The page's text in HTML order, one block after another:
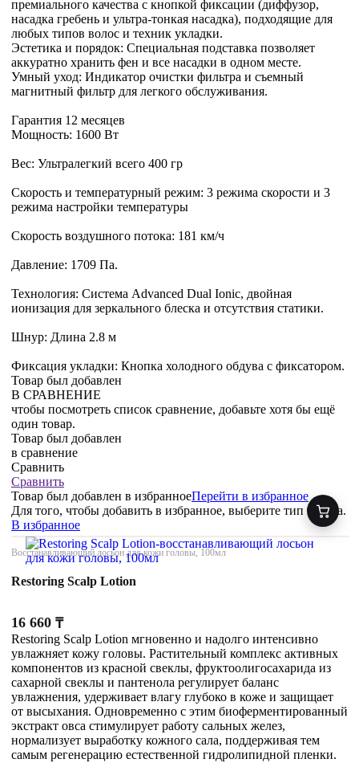
премиального качества с кнопкой фиксации (диффузор,
насадка гребень и ультра-тонкая насадка), подходящие для
любых типов волос и техник укладки.
Эстетика и порядок: Специальная подставка позволяет
аккуратно хранить фен и все насадки в одном месте.
Умный уход: Индикатор очистки фильтра и съемный
магнитный фильтр для легкого обслуживания.
Гарантия 12 месяцев
Мощность: 1600 Вт
Вес: Ультралегкий всего 400 гр
Скорость и температурный режим: 3 режима скорости и 3
режима настройки температуры
Скорость воздушного потока: 181 км/ч
Давление: 1709 Па.
Технология: Система Advanced Dual Ionic, двойная
ионизация для зеркального блеска и отсутствия статики.
Шнур: Длина 2.8 м
Фиксация укладки: Кнопка холодного обдува с фиксатором.
Товар был добавлен
В СРАВНЕНИЕ
чтобы посмотреть список сравнение, добавьте хотя бы ещё
один товар.
Товар был добавлен
в сравнение
Сравнить
Сравнить
Товар был добавлен в избранноеПерейти в избранное
Для того, чтобы добавить в избранное, выберите тип товара.
В избранное
Восстанавливающий лосьон для кожи головы, 100мл
Restoring Scalp Lotion
16 660 ₸
Restoring Scalp Lotion мгновенно и надолго интенсивно
увлажняет кожу головы. Растительный комплекс активных
компонентов из красной свеклы, фруктоолигосахарида из
сахарной свеклы и пантенола регулирует баланс
увлажнения, удерживает влагу глубоко в коже и защищает
от высыхания. Одновременно с этим биоферментированный
экстракт овса стимулирует работу сальных желез,
нормализует выработку кожного сала, поддерживая тем
самым регенерацию естественной гидролипидной пленки.